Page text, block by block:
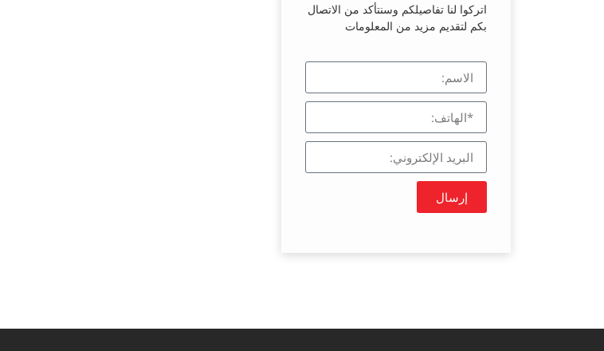
اتركوا لنا تفاصيلكم وسنتأكد من الاتصال
بكم لتقديم مزيد من المعلومات
إرسال